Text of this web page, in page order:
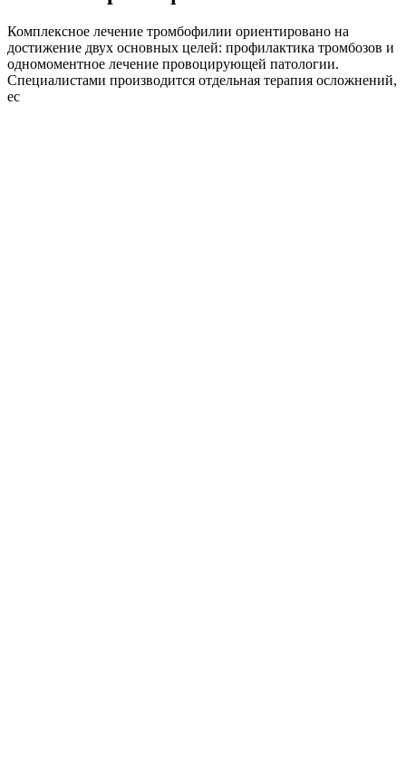
Комплексное лечение тромбофилии ориентировано на
достижение двух основных целей: профилактика тромбозов и
одномоментное лечение провоцирующей патологии.
Специалистами производится отдельная терапия осложнений,
ес